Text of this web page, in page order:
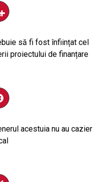
să fi fost înființat cel
proiectului de finanțare
acestuia nu au cazier